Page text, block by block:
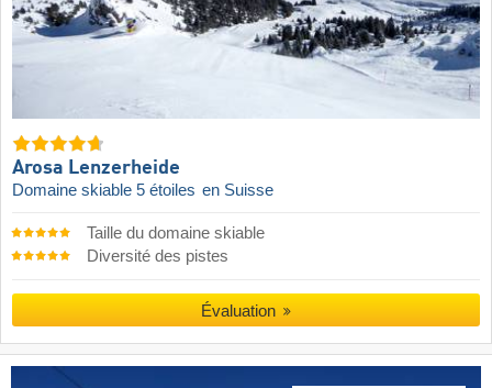
Arosa Lenzerheide
Domaine skiable 5 étoiles en Suisse
Taille du domaine skiable
Diversité des pistes
Évaluation